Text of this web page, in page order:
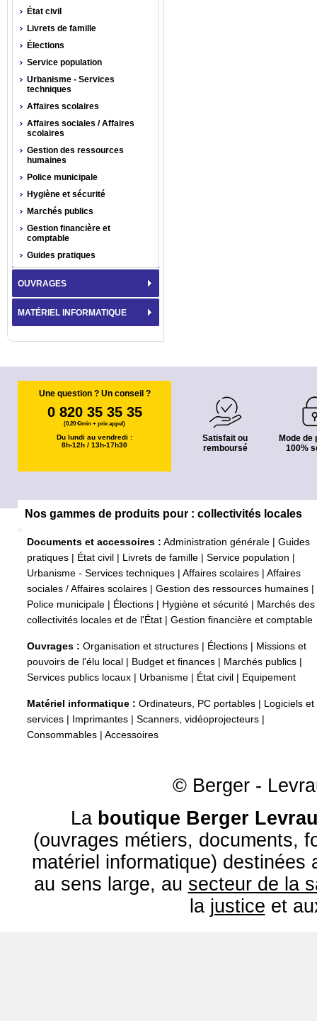
État civil
Livrets de famille
Élections
Service population
Urbanisme - Services
techniques
Affaires scolaires
Affaires sociales / Affaires
scolaires
Gestion des ressources
humaines
Police municipale
Hygiène et sécurité
Marchés publics
Gestion financière et
comptable
Guides pratiques
OUVRAGES
MATÉRIEL INFORMATIQUE
Une question ? Un conseil ?
0 820 35 35 35
(0,20 €/min + prix appel)
Du lundi au vendredi :
8h-12h / 13h-17h30
Satisfait ou
remboursé
Mode de
100%
Nos gammes de produits pour : collectivités locales
Documents et accessoires : Administration générale
Guides
pratiques
État civil Livrets de famille Service population
Urbanisme - Services techniques
Affaires scolaires
Affaires
sociales / Affaires scolaires
Gestion des ressources humaines
Police municipale
Élections Hygiène et sécurité
Marchés des
collectivités locales et de l'État
Gestion financière et comptable
Ouvrages : Organisation et structures Élections
Missions et
pouvoirs de l'élu local
Budget et finances Marchés publics
Services publics locaux
Urbanisme État civil Equipement
Matériel informatique : Ordinateurs, PC portables
Logiciels et
services
Imprimantes Scanners, vidéoprojecteurs
Consommables
Accessoires
© Berger -
La boutique Berger
(ouvrages métiers, documents,
matériel informatique) destinées
au sens large, au secteur de la
la justice et